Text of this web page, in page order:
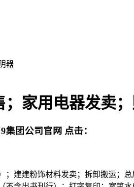
器
家用电器发卖
集团公司官网 点击：
建粉饰材料发卖；拆卸搬运；总